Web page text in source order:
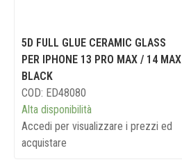
5D FULL GLUE CERAMIC GLASS
PER IPHONE 13 PRO MAX / 14 MAX
BLACK
COD: ED48080
Alta disponibilità
Accedi per visualizzare i prezzi ed
acquistare